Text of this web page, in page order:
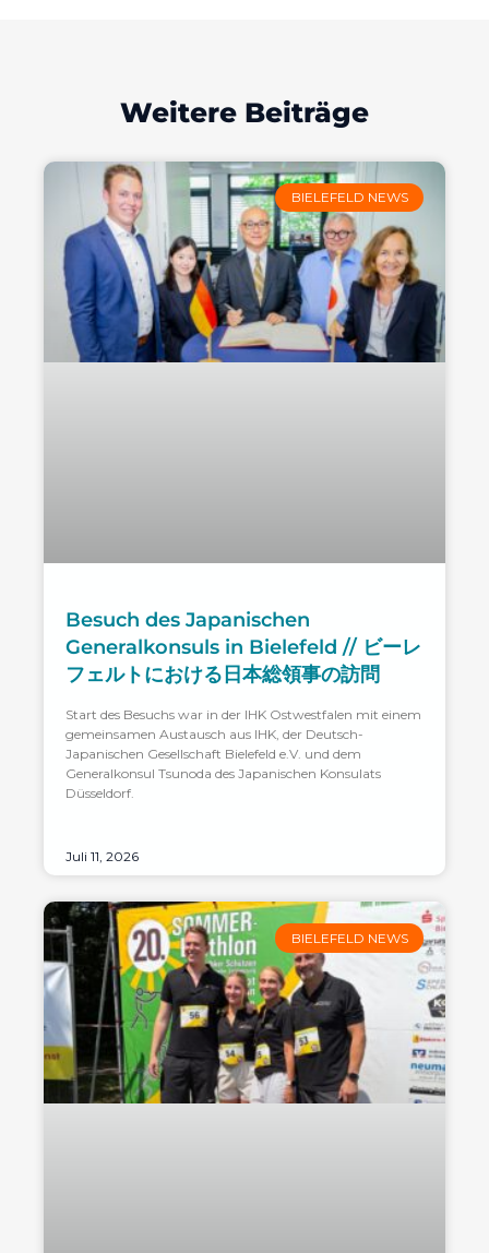
Weitere Beiträge
BIELEFELD NEWS
Besuch des Japanischen
Generalkonsuls in Bielefeld // ビーレ
フェルトにおける日本総領事の訪問
Start des Besuchs war in der IHK Ostwestfalen mit einem
gemeinsamen Austausch aus IHK, der Deutsch-
Japanischen Gesellschaft Bielefeld e.V. und dem
Generalkonsul Tsunoda des Japanischen Konsulats
Düsseldorf.
Juli 11, 2026
BIELEFELD NEWS